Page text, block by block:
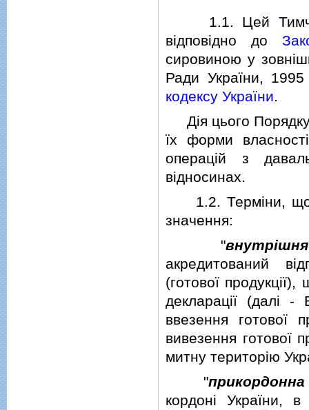
1.1. Цей
вiдповiдно до
сировиною у
Ради України,
кодексу України.
Дiя цього Порядку
їх форми
операцiй з
вiдносинах.
1.2. Термiни, що
значення:
"
акредитований
(готової
декларацiї (далi -
ввезення готової
вивезення готової
митну територiю
"
кордонi України,